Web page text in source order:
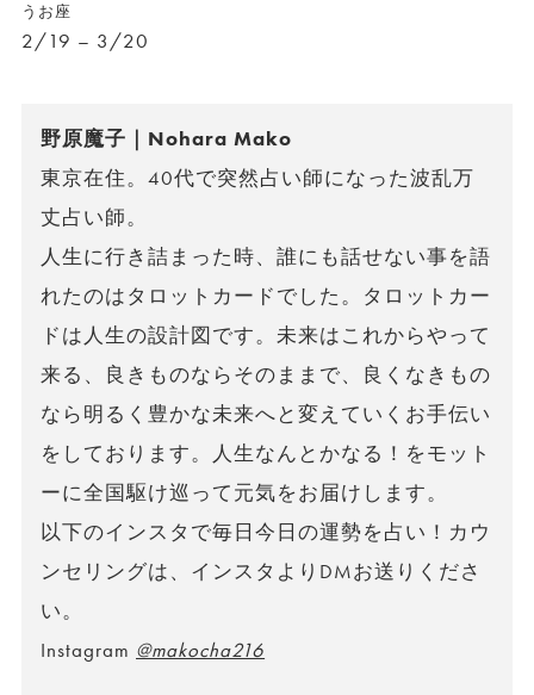
うお座
2/19 – 3/20
野原魔子｜Nohara Mako
東京在住。40代で突然占い師になった波乱万
丈占い師。
人生に行き詰まった時、誰にも話せない事を語
れたのはタロットカードでした。タロットカー
ドは人生の設計図です。未来はこれからやって
来る、良きものならそのままで、良くなきもの
なら明るく豊かな未来へと変えていくお手伝い
をしております。人生なんとかなる！をモット
ーに全国駆け巡って元気をお届けします。
以下のインスタで毎日今日の運勢を占い！カウ
ンセリングは、インスタよりDMお送りくださ
い。
Instagram @makocha216